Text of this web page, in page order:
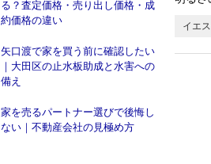
る？査定価格・売り出し価格・成
約価格の違い
矢口渡で家を買う前に確認したい
｜大田区の止水板助成と水害への
備え
家を売るパートナー選びで後悔し
ない｜不動産会社の見極め方
イエ